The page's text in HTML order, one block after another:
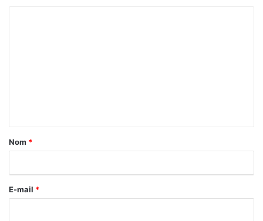
a
r
e
Nom *
E-mail *